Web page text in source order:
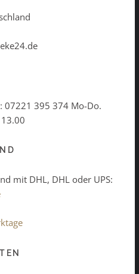
07221 395 374 Mo-Do.
mit DHL, DHL oder UPS: